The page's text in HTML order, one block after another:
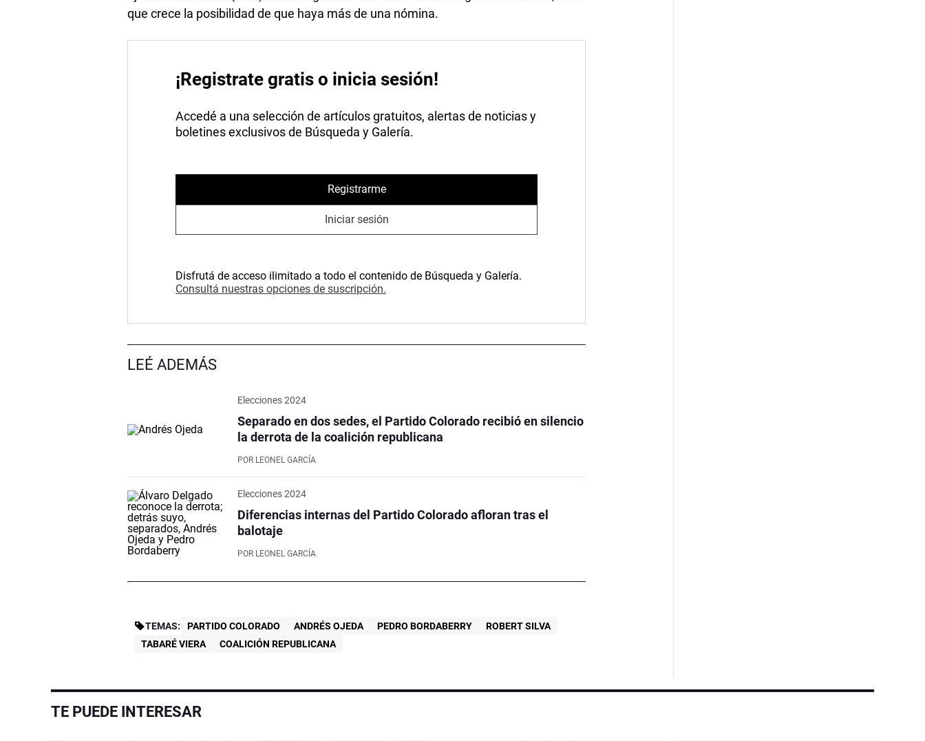
que crece la posibilidad de que haya más de una nómina.
¡Registrate gratis o inicia sesión!
Accedé a una selección de artículos gratuitos, alertas de noticias y
boletines exclusivos de Búsqueda y Galería.
Registrarme
Iniciar sesión
Disfrutá de acceso ilimitado a todo el contenido de Búsqueda y Galería.
Consultá nuestras opciones de suscripción.
LEÉ ADEMÁS
Elecciones 2024
Separado en dos sedes, el Partido Colorado recibió en silencio
la derrota de la coalición republicana
POR LEONEL GARCÍA
Elecciones 2024
Diferencias internas del Partido Colorado afloran tras el
balotaje
POR LEONEL GARCÍA
TEMAS: PARTIDO COLORADO ANDRÉS OJEDA PEDRO BORDABERRY
ROBERT SILVA
TABARÉ VIERA
COALICIÓN REPUBLICANA
TE PUEDE INTERESAR